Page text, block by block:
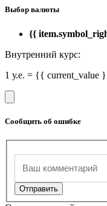
Выбор валюты
{{
Внутренний курс:
1 у.е. = {{
Сообщить об ошибке